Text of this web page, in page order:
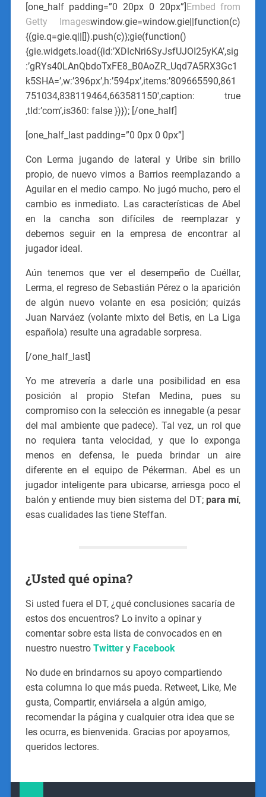
[one_half padding=”0 20px 0 20px”]Embed from
Getty Imageswindow.gie=window.gie||function(c)
{(gie.q=gie.q||[]).push(c)};gie(function()
{gie.widgets.load({id:’XDlcNri6SyJsfUJOI25yKA’,sig
:’gRYs40LAnQbdoTxFE8_B0AoZR_Uqd7A5RX3Gc1
k5SHA=’,w:’396px’,h:’594px’,items:’809665590,861
751034,838119464,663581150′,caption: true
,tld:’com’,is360: false })}); [/one_half]
[one_half_last padding=”0 0px 0 0px”]
Con Lerma jugando de lateral y Uribe sin brillo
propio, de nuevo vimos a Barrios reemplazando a
Aguilar en el medio campo. No jugó mucho, pero el
cambio es inmediato. Las características de Abel
en la cancha son difíciles de reemplazar y
debemos seguir en la empresa de encontrar al
jugador ideal.
Aún tenemos que ver el desempeño de Cuéllar,
Lerma, el regreso de Sebastián Pérez o la aparición
de algún nuevo volante en esa posición; quizás
Juan Narváez (volante mixto del Betis, en La Liga
española) resulte una agradable sorpresa.
[/one_half_last]
Yo me atrevería a darle una posibilidad en esa
posición al propio Stefan Medina, pues su
compromiso con la selección es innegable (a pesar
del mal ambiente que padece). Tal vez, un rol que
no requiera tanta velocidad, y que lo exponga
menos en defensa, le pueda brindar un aire
diferente en el equipo de Pékerman. Abel es un
jugador inteligente para ubicarse, arriesga poco el
balón y entiende muy bien sistema del DT;para mí,
esas cualidades las tiene Steffan.
¿Usted qué opina?
Si usted fuera el DT, ¿qué conclusiones sacaría de
estos dos encuentros? Lo invito a opinar y
comentar sobre esta lista de convocados en en
nuestro nuestro Twittery Facebook
No dude en brindarnos su apoyo compartiendo
esta columna lo que más pueda. Retweet, Like, Me
gusta, Compartir, enviársela a algún amigo,
recomendar la página y cualquier otra idea que se
les ocurra, es bienvenida. Gracias por apoyarnos,
queridos lectores.